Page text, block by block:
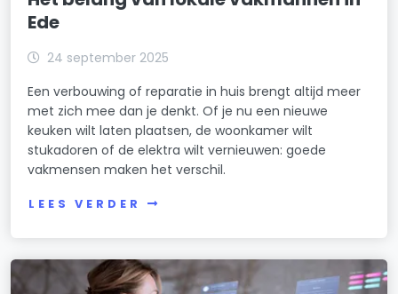
Ede
24 september 2025
Een verbouwing of reparatie in huis brengt altijd meer
met zich mee dan je denkt. Of je nu een nieuwe
keuken wilt laten plaatsen, de woonkamer wilt
stukadoren of de elektra wilt vernieuwen: goede
vakmensen maken het verschil.
LEES VERDER